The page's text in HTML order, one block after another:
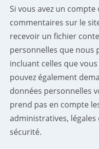
Si vous avez un compte
commentaires sur le
recevoir un fichier
personnelles que nous
incluant celles que
pouvez également
données personnelles
prend pas en compte
administratives,
sécurité.